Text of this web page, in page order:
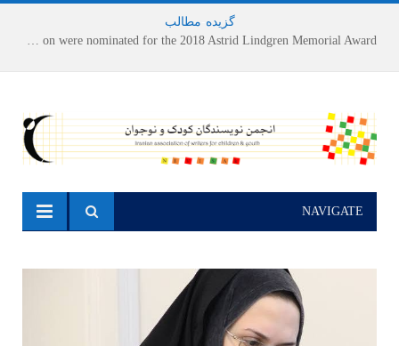
گزیده مطالب
NAVIGATE